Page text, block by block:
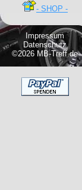
- SHOP -
Impressum
Datenschutz
©2026 MB-Treff.de